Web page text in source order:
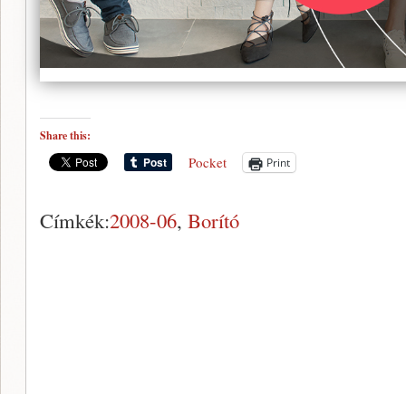
Share this:
Pocket Print
Címkék:2008-06, Borító